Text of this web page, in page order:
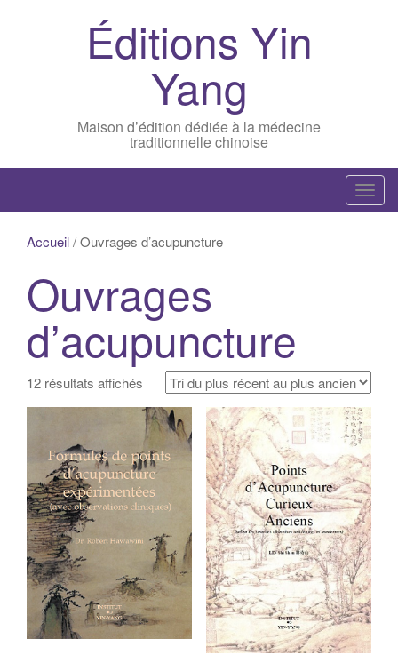
Éditions Yin
Yang
Maison d’édition dédiée à la médecine
traditionnelle chinoise
T
o
v
i
g
a
t
i
o
n
Accueil/ Ouvrages d’acupuncture
Ouvrages
d’acupuncture
12 résultats affichés
du
plus
récent
au
plus
ancien